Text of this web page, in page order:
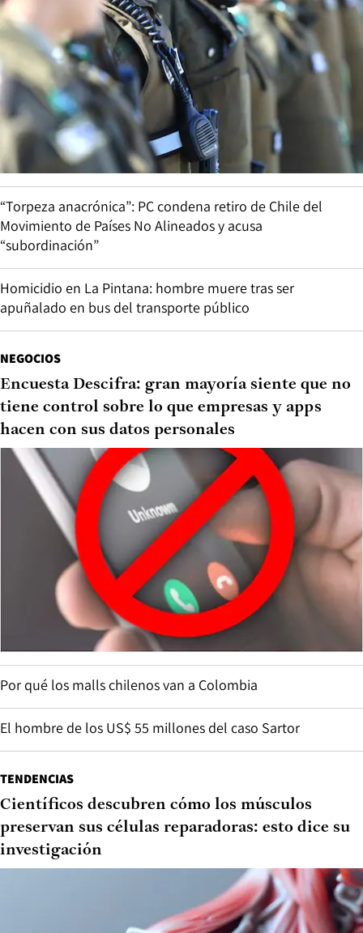
“Torpeza anacrónica”: PC condena retiro de Chile del
Movimiento de Países No Alineados y acusa
“subordinación”
Homicidio en La Pintana: hombre muere tras ser
apuñalado en bus del transporte público
NEGOCIOS
Encuesta Descifra: gran mayoría siente que no
tiene control sobre lo que empresas y apps
hacen con sus datos personales
Por qué los malls chilenos van a Colombia
El hombre de los US$ 55 millones del caso Sartor
TENDENCIAS
Científicos descubren cómo los músculos
preservan sus células reparadoras: esto dice su
investigación